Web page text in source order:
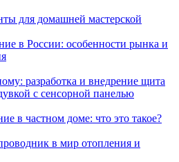
для домашней мастерской
в России: особенности рынка и
разработка и внедрение щита
с сенсорной панелью
в частном доме: что это такое?
в мир отопления и